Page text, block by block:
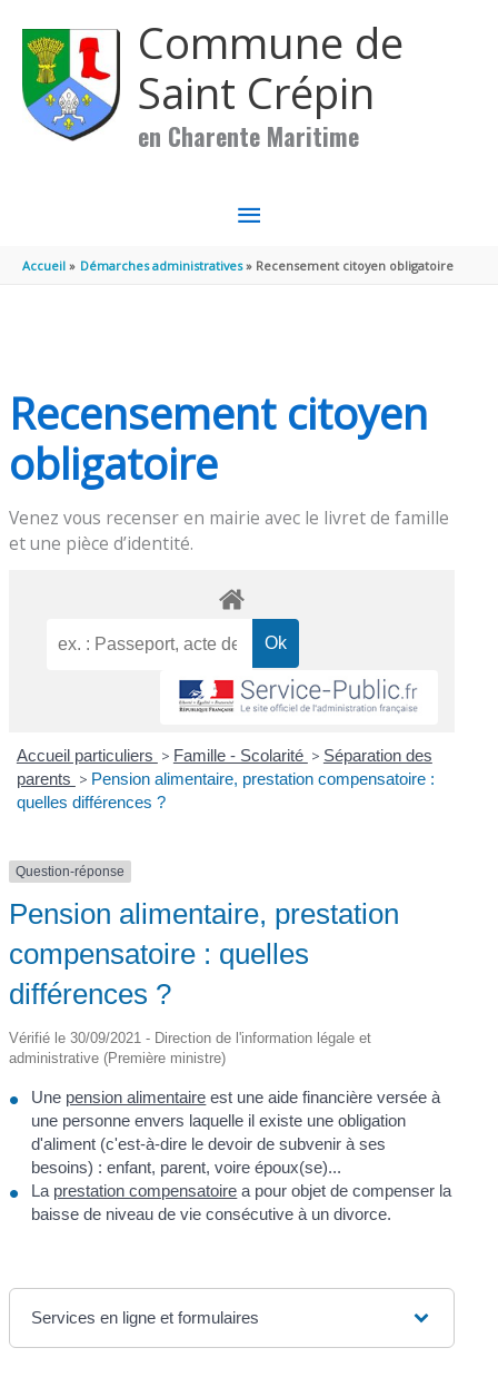
Commune de
Saint Crépin
en Charente Maritime
MENU
PRINCIPAL
Accueil Démarches administratives Recensement citoyen obligatoire
Recensement citoyen
obligatoire
Venez vous recenser en mairie avec le livret de famille
et une pièce d’identité.
Accueil particuliers > Famille - Scolarité > Séparation des
parents > Pension alimentaire, prestation compensatoire :
quelles différences ?
Question-réponse
Pension alimentaire, prestation
compensatoire : quelles
différences ?
Vérifié le 30/09/2021 - Direction de l'information légale et
administrative (Première ministre)
Une pension alimentaire est une aide financière versée à
une personne envers laquelle il existe une obligation
d'aliment (c'est-à-dire le devoir de subvenir à ses
besoins) : enfant, parent, voire époux(se)...
La prestation compensatoire a pour objet de compenser la
baisse de niveau de vie consécutive à un divorce.
Services en ligne et formulaires